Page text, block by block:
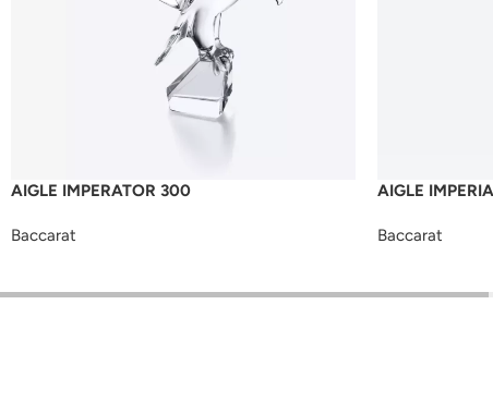
AIGLE IMPERATOR 300
Baccarat
AIGLE
Baccarat